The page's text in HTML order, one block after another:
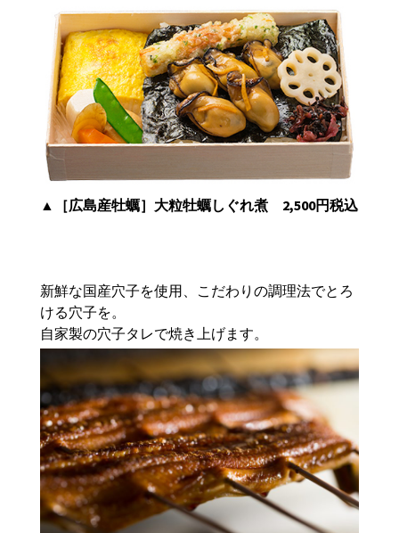
▲ ［広島産牡蠣］大粒牡蠣しぐれ煮 2,500円税込
新鮮な国産穴子を使用、こだわりの調理法でとろ
ける穴子を。
自家製の穴子タレで焼き上げます。